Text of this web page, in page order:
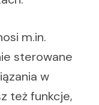
m.in.
sterowane
w
też funkcje,